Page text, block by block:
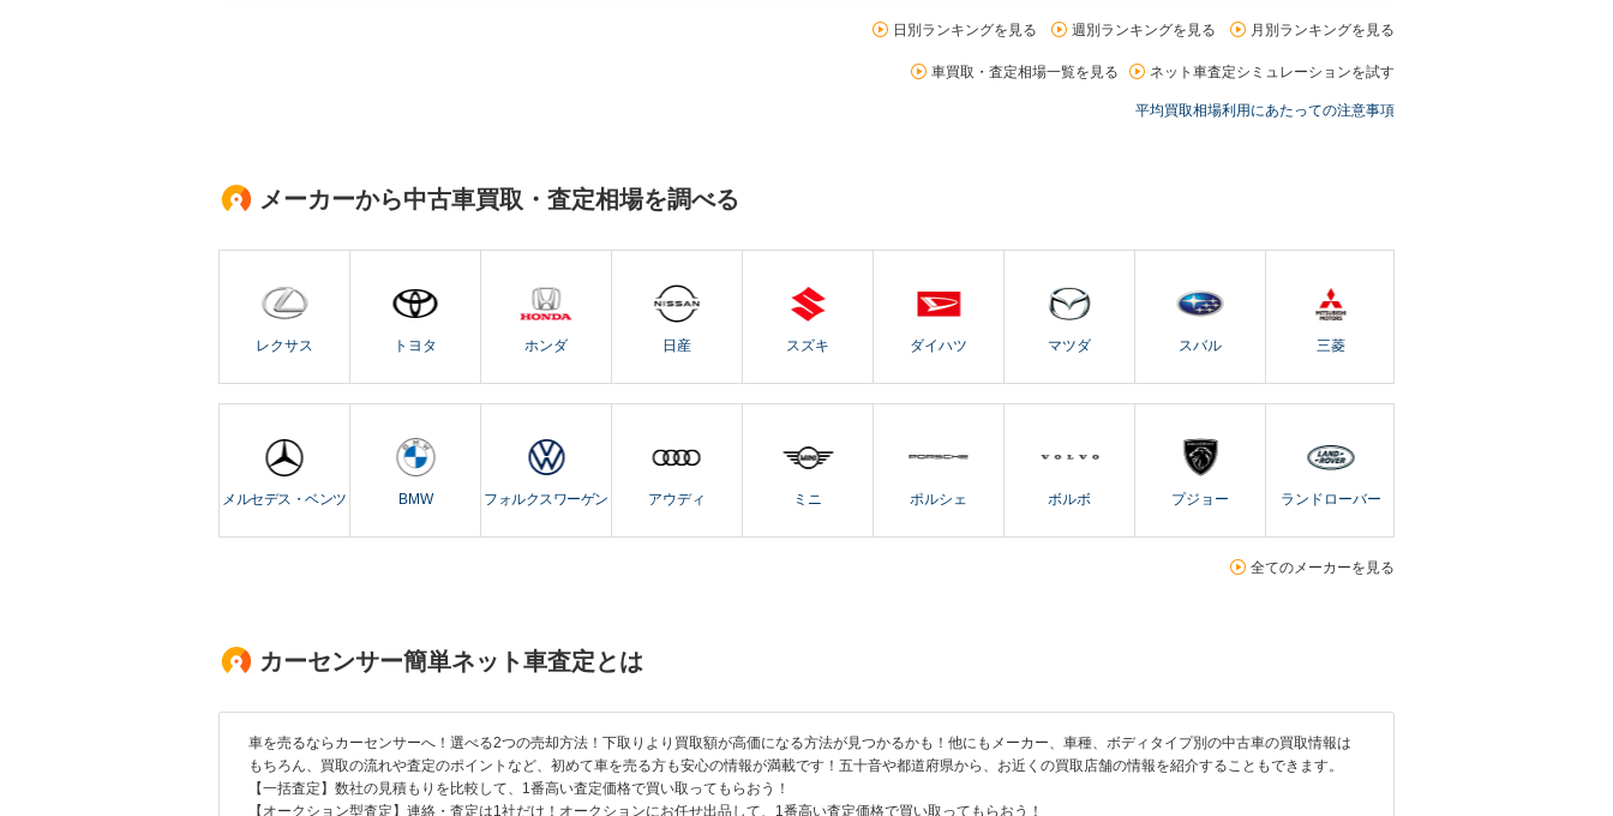
日別ランキングを見る 週別ランキングを見る 月別ランキングを見る
車買取・査定相場一覧を見る ネット車査定シミュレーションを試す
平均買取相場利用にあたっての注意事項
メーカーから中古車買取・査定相場を調べる
レクサス トヨタ ホンダ 日産 スズキ ダイハツ マツダ スバル 三菱
メルセデス・ベンツ BMW フォルクスワーゲン アウディ ミニ ポルシェ ボルボ プジョー ランドローバー
全てのメーカーを見る
カーセンサー簡単ネット車査定とは
車を売るならカーセンサーへ！選べる2つの売却方法！下取りより買取額が高価になる方法が見つかるかも！他にもメーカー、車種、ボディタイプ別の中古車の買取情報は
もちろん、買取の流れや査定のポイントなど、初めて車を売る方も安心の情報が満載です！五十音や都道府県から、お近くの買取店舗の情報を紹介することもできます。
【一括査定】数社の見積もりを比較して、1番高い査定価格で買い取ってもらおう！
【オークション型査定】連絡・査定は1社だけ！オークションにお任せ出品して、1番高い査定価格で買い取ってもらおう！